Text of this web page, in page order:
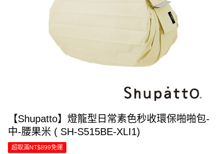
【Shupatto】燈籠型日常素色秒收環保啪啪包-
中-腰果米 ( SH-S515BE-XLI1)
超取滿NT$899免運